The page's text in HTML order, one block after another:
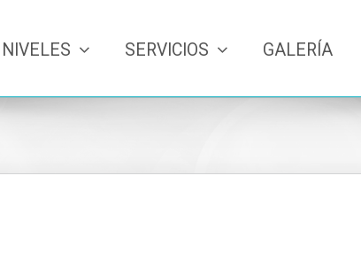
NIVELES SERVICIOS GALERÍA